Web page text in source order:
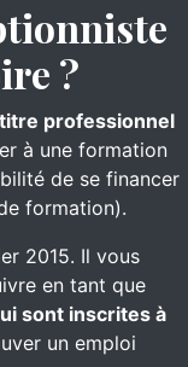
?
professionnel
à une formation
de se financer
formation).
2015. Il vous
en tant que
sont inscrites à
un emploi